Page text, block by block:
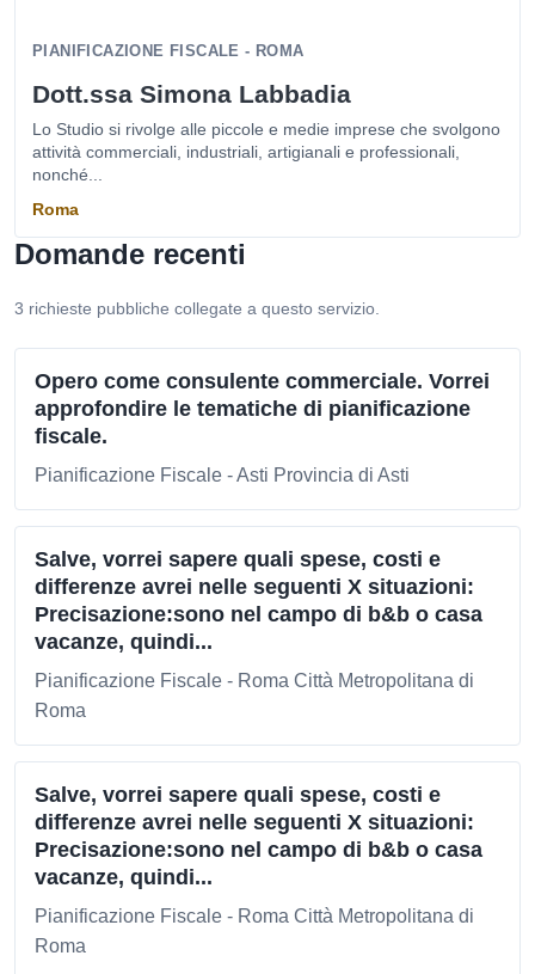
PIANIFICAZIONE FISCALE - ROMA
Dott.ssa Simona Labbadia
Lo Studio si rivolge alle piccole e medie imprese che svolgono
attività commerciali, industriali, artigianali e professionali,
nonché...
Roma
Domande recenti
3 richieste pubbliche collegate a questo servizio.
Opero come consulente commerciale. Vorrei
approfondire le tematiche di pianificazione
fiscale.
Pianificazione Fiscale - Asti Provincia di Asti
Salve, vorrei sapere quali spese, costi e
differenze avrei nelle seguenti X situazioni:
Precisazione:sono nel campo di b&b o casa
vacanze, quindi...
Pianificazione Fiscale - Roma Città Metropolitana di
Roma
Salve, vorrei sapere quali spese, costi e
differenze avrei nelle seguenti X situazioni:
Precisazione:sono nel campo di b&b o casa
vacanze, quindi...
Pianificazione Fiscale - Roma Città Metropolitana di
Roma